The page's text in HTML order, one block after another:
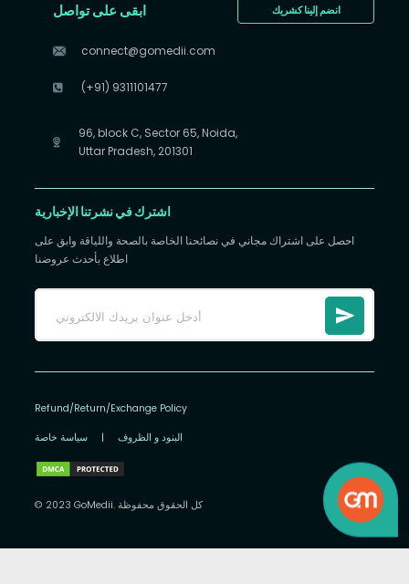
انضم إلينا كشريك ابقى على تواصل
connect@gomedii.com
(+91) 9311101477
96, block C, Sector 65, Noida,
Uttar Pradesh, 201301
اشترك في نشرتنا الإخبارية
احصل على اشتراك مجاني في نصائحنا الخاصة بالصحة واللياقة وابق على
اطلاع بأحدث عروضنا
Refund/Return/Exchange Policy
سياسة خاصة | البنود و الظروف
© 2023 GoMedii. كل الحقوق محفوظة